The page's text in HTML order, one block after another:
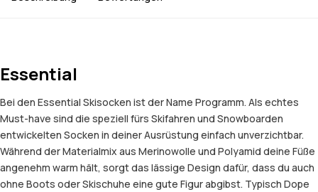
Essential
Bei den Essential Skisocken ist der Name Programm. Als echtes
Must-have sind die speziell fürs Skifahren und Snowboarden
entwickelten Socken in deiner Ausrüstung einfach unverzichtbar.
Während der Materialmix aus Merinowolle und Polyamid deine Füße
angenehm warm hält, sorgt das lässige Design dafür, dass du auch
ohne Boots oder Skischuhe eine gute Figur abgibst. Typisch Dope